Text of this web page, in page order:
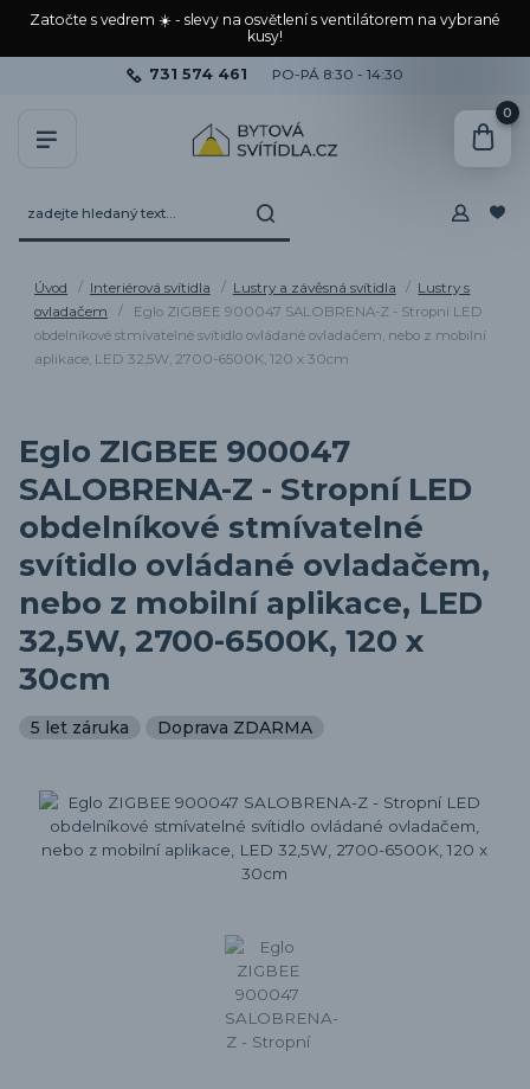
Zatočte s vedrem ☀️ - slevy na osvětlení s ventilátorem na vybrané
kusy!
731 574 461 PO-PÁ 8:30 - 14:30
0
Úvod Interiérová svítidla Lustry a závěsná svítidla
Lustry s
ovladačem
Eglo ZIGBEE 900047 SALOBRENA-Z - Stropní LED
obdelníkové stmívatelné svítidlo ovládané ovladačem, nebo z mobilní
aplikace, LED 32,5W, 2700-6500K, 120 x 30cm
Eglo ZIGBEE 900047
SALOBRENA-Z - Stropní LED
obdelníkové stmívatelné
svítidlo ovládané ovladačem,
nebo z mobilní aplikace, LED
32,5W, 2700-6500K, 120 x
30cm
5 let záruka Doprava ZDARMA